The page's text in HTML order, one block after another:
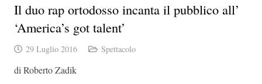
Il duo rap ortodosso incanta il pubblico all’
‘America’s got talent’
29 Luglio 2016 Spettacolo
di Roberto Zadik